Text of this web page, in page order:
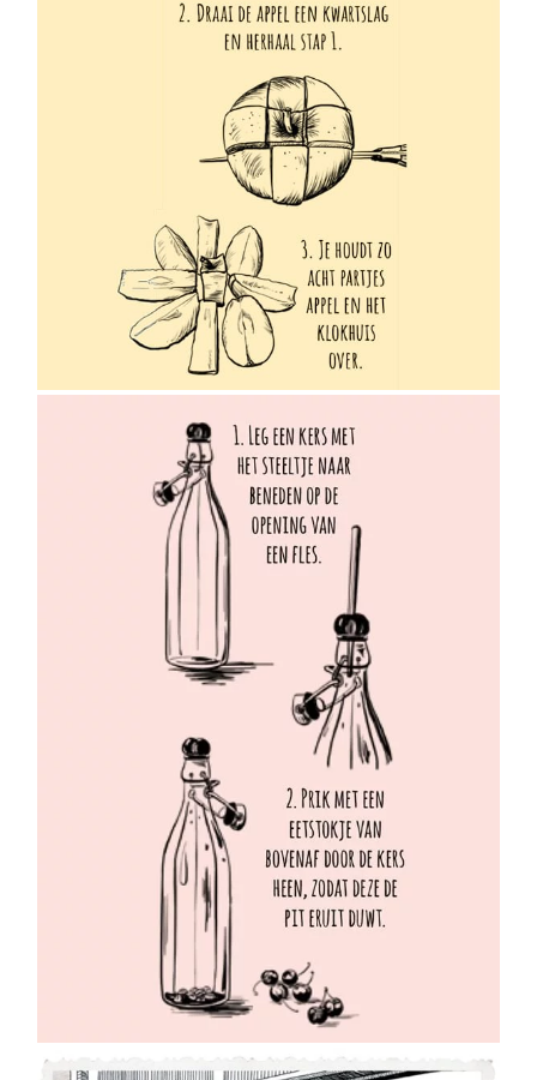
Dekamarkt | Smaakvolle
illustraties voor #5
Dekamarkt magazine
Dekamarkt | Smaakvolle
illustraties voor #4
Dekamarkt magazine